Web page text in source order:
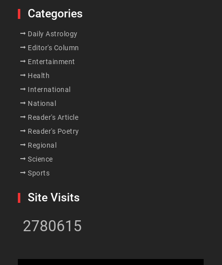
Categories
Daily Astrology
Editor's Column
Entertainment
Health
International
National
Reader's Article
Reader's Poetry
Regional
Science
Sports
Site Visits
2780615